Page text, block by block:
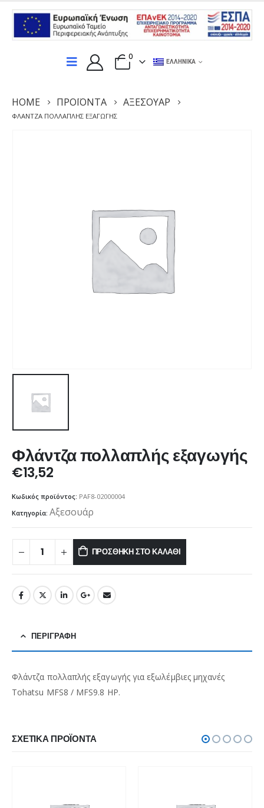
0
ΕΛΛΗΝΙΚΆ
HOME ΠΡΟΪΌΝΤΑ ΑΞΕΣΟΥΆΡ
ΦΛΆΝΤΖΑ ΠΟΛΛΑΠΛΉΣ ΕΞΑΓΩΓΉΣ
Φλάντζα πολλαπλής εξαγωγής
€13,52
Κωδικός προϊόντος: PAF8-02000004
Κατηγορία: Αξεσουάρ
ΠΡΟΣΘΉΚΗ ΣΤΟ ΚΑΛΆΘΙ
ΠΕΡΙΓΡΑΦΉ
Φλάντζα πολλαπλής εξαγωγής για εξωλέμβιες μηχανές
Tohatsu MFS8 / MFS9.8 HP.
ΣΧΕΤΙΚΆ ΠΡΟΪΌΝΤΑ